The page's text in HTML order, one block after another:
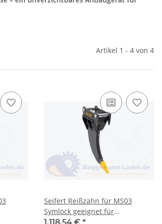
Artikel 1 - 4 von 4
Seifert Reißzahn für MS03
Symlock geeignet für
Minibagger 3 -5 to. ( SRT.C3.80-